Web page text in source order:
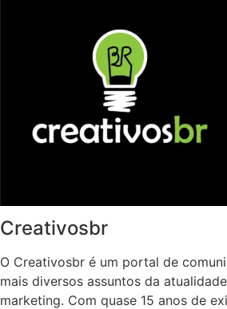
Creativosbr
O Creativosbr é um portal de
mais diversos assuntos da
marketing. Com quase 15 anos de